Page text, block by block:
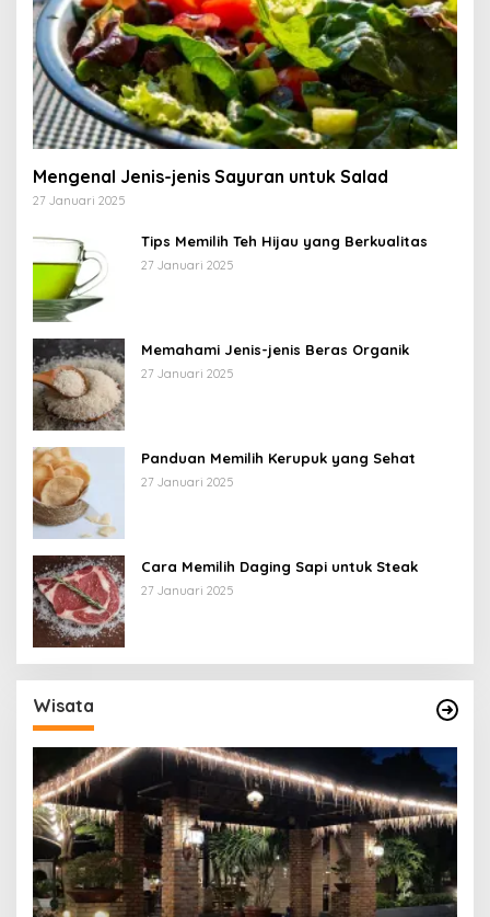
Mengenal Jenis-jenis Sayuran untuk Salad
27 Januari 2025
Tips Memilih Teh Hijau yang Berkualitas
27 Januari 2025
Memahami Jenis-jenis Beras Organik
27 Januari 2025
Panduan Memilih Kerupuk yang Sehat
27 Januari 2025
Cara Memilih Daging Sapi untuk Steak
27 Januari 2025
Wisata